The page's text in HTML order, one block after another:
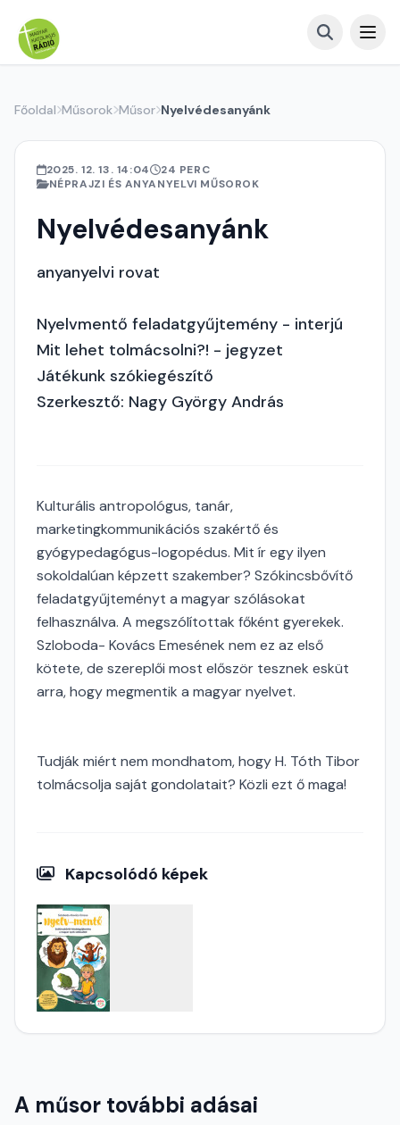
Főoldal Műsorok Műsor Nyelvédesanyánk
2025. 12. 13. 14:04
24 PERC
NÉPRAJZI ÉS ANYANYELVI MŰSOROK
Nyelvédesanyánk
anyanyelvi rovat
Nyelvmentő feladatgyűjtemény - interjú
Mit lehet tolmácsolni?! - jegyzet
Játékunk szókiegészítő
Szerkesztő: Nagy György András
Kulturális antropológus, tanár,
marketingkommunikációs szakértő és
gyógypedagógus-logopédus. Mit ír egy ilyen
sokoldalúan képzett szakember? Szókincsbővítő
feladatgyűjteményt a magyar szólásokat
felhasználva. A megszólítottak főként gyerekek.
Szloboda- Kovács Emesének nem ez az első
kötete, de szereplői most először tesznek esküt
arra, hogy megmentik a magyar nyelvet.
Tudják miért nem mondhatom, hogy H. Tóth Tibor
tolmácsolja saját gondolatait? Közli ezt ő maga!
Kapcsolódó képek
A műsor további adásai